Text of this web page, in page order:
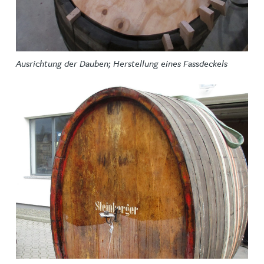
Ausrichtung der Dauben; Herstellung eines Fassdeckels